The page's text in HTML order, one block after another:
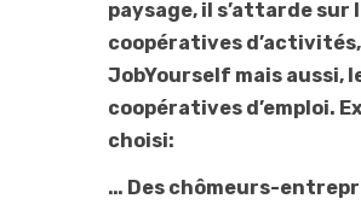
paysage, il s’attarde sur
coopératives
JobYourself mais aussi,
coopératives d’emploi.
choisi:
… Des chômeurs-